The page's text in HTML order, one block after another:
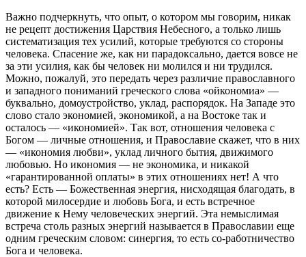
Важно подчеркнуть, что опыт, о котором мы говорим, никак
не рецепт достижения Царствия Небесного, а только лишь
систематизация тех усилий, которые требуются со стороны
человека. Спасение же, как ни парадоксально, дается вовсе не
за эти усилия, как бы человек ни молился и ни трудился.
Можно, пожалуй, это передать через различие православного
и западного пониманий греческого слова «ойкономиа» —
буквально, домоустройство, уклад, распорядок. На Западе это
слово стало экономией, экономикой, а на Востоке так и
осталось — «икономией». Так вот, отношения человека с
Богом — личные отношения, и Православие скажет, что в них
— «икономия любви», уклад личного бытия, движимого
любовью. Но икономия — не экономика, и никакой
«гарантированной оплаты» в этих отношениях нет! А что
есть? Есть — Божественная энергия, нисходящая благодать, в
которой милосердие и любовь Бога, и есть встречное
движение к Нему человеческих энергий. Эта немыслимая
встреча столь разных энергий называется в Православии еще
одним греческим словом: синергия, то есть со-работничество
Бога и человека.